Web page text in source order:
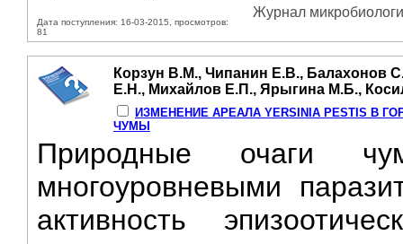
Дата поступления: 16-03-2015, просмотров:
81
Журнал
Корзун В.М., Чипанин Е.В., Балахонов
Е.Н., Михайлов Е.П., Ярыгина М.Б.,
ИЗМЕНЕНИЕ АРЕАЛА YERSINIA PESTIS В
ЧУМЫ
Природные очаги
многоуровневыми
активность